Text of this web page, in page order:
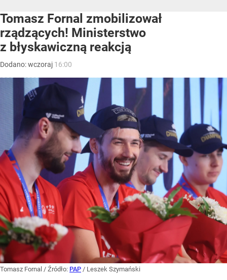
Tomasz Fornal zmobilizował
rządzących! Ministerstwo
z błyskawiczną reakcją
Dodano:wczoraj 16:00
Tomasz Fornal / Źródło: PAP / Leszek Szymański